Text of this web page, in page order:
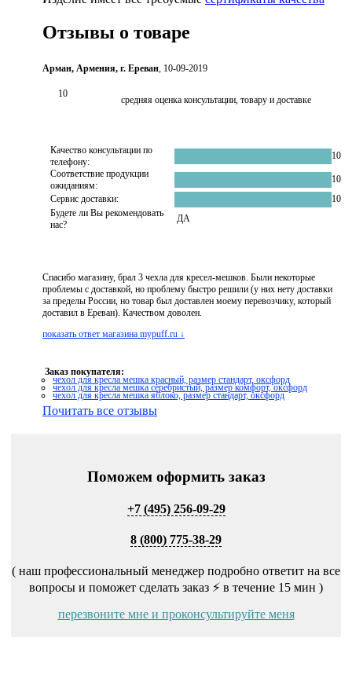
Отзывы о товаре
Арман, Армения, г. Ереван, 10-09-2019
10
средняя оценка консультации, товару и доставке
Качество консультации по
телефону:
10
Соответствие продукции
ожиданиям:
10
Сервис доставки:
10
Будете ли Вы рекомендовать
нас?
ДА
Спасибо магазину, брал 3 чехла для кресел-мешков. Были некоторые
проблемы с доставкой, но проблему быстро решили (у них нету доставки
за пределы России, но товар был доставлен моему перевозчику, который
доставил в Ереван). Качеством доволен.
показать ответ магазина mypuff.ru ↓
Заказ покупателя:
чехол для кресла мешка красный, размер стандарт, оксфорд
чехол для кресла мешка серебристый, размер комфорт, оксфорд
чехол для кресла мешка яблоко, размер стандарт, оксфорд
Почитать все отзывы
Поможем оформить заказ
+7 (495) 256-09-29
8 (800) 775-38-29
( наш профессиональный менеджер подробно ответит на все
вопросы и поможет сделать заказ ⚡ в течение 15 мин )
перезвоните мне и проконсультируйте меня